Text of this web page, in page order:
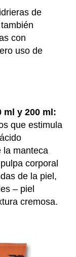
de
con
uso de
ml y 200 ml:
que estimula
la manteca
corporal
de la piel,
– piel
cremosa.